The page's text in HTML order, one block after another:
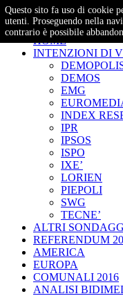
HOME
INTENZIONI DI
DEMOS
EMG
INDEX
IPR
IPSOS
ISPO
IXE’
LORIEN
PIEPOLI
SWG
TECNE’
ALTRI
REFERENDUM
AMERICA
EUROPA
COMUNALI 2016
ANALISI
Questo sito fa uso di cookie
utenti. Proseguendo nella
contrario è possibile